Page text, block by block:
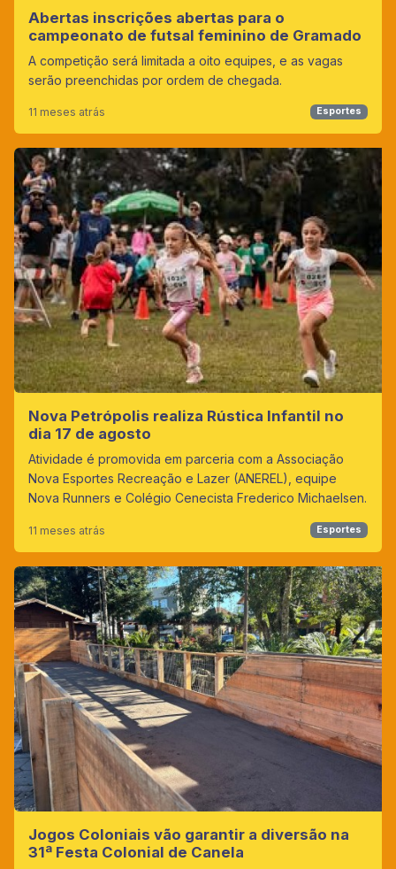
Abertas inscrições abertas para o
campeonato de futsal feminino de Gramado
A competição será limitada a oito equipes, e as vagas
serão preenchidas por ordem de chegada.
11 meses atrás Esportes
Nova Petrópolis realiza Rústica Infantil no
dia 17 de agosto
Atividade é promovida em parceria com a Associação
Nova Esportes Recreação e Lazer (ANEREL), equipe
Nova Runners e Colégio Cenecista Frederico Michaelsen.
11 meses atrás Esportes
Jogos Coloniais vão garantir a diversão na
31ª Festa Colonial de Canela